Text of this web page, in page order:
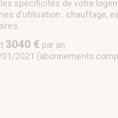
spécificités de votre
d'utilisation : chauffage,
3040 € par an.
2021 (abonnements